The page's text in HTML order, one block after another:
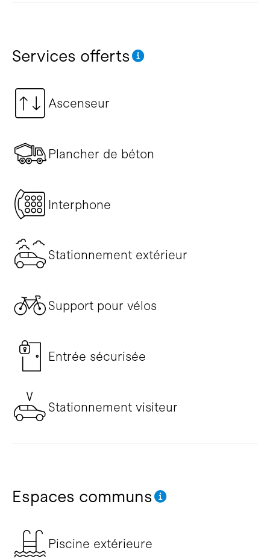
Services offerts
Ascenseur
Plancher de béton
Interphone
Stationnement extérieur
Support pour vélos
Entrée sécurisée
Stationnement visiteur
Espaces communs
Piscine extérieure